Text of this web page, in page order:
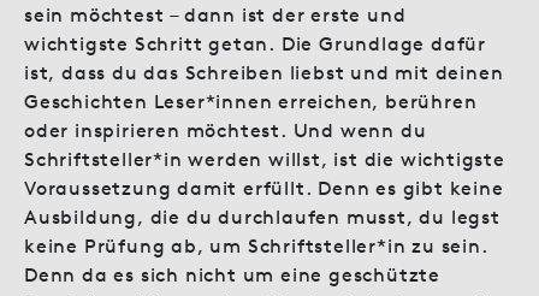
sein möchtest – dann ist der erste und
wichtigste Schritt getan. Die Grundlage dafür
ist, dass du das Schreiben liebst und mit deinen
Geschichten Leser*innen erreichen, berühren
oder inspirieren möchtest. Und wenn du
Schriftsteller*in werden willst, ist die wichtigste
Voraussetzung damit erfüllt. Denn es gibt keine
Ausbildung, die du durchlaufen musst, du legst
keine Prüfung ab, um Schriftsteller*in zu sein.
Denn da es sich nicht um eine geschützte